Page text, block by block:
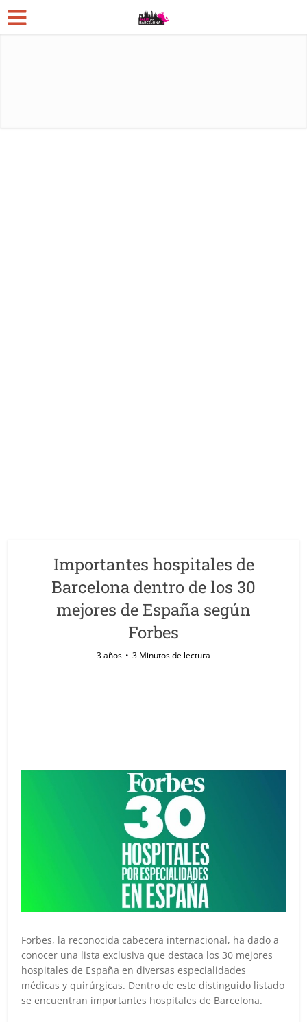
Importantes hospitales de
Barcelona dentro de los 30
mejores de España según
Forbes
3 años 3 Minutos de lectura
Forbes, la reconocida cabecera internacional, ha dado a
conocer una lista exclusiva que destaca los 30 mejores
hospitales de España en diversas especialidades
médicas y quirúrgicas. Dentro de este distinguido listado
se encuentran importantes hospitales de Barcelona.